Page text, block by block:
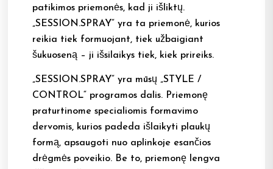
patikimos priemonės, kad ji išliktų.
„SESSION.SPRAY“ yra ta priemonė, kurios
reikia tiek formuojant, tiek užbaigiant
šukuoseną – ji išsilaikys tiek, kiek prireiks.
„SESSION.SPRAY“ yra mūsų „STYLE /
CONTROL“ programos dalis. Priemonę
praturtinome specialiomis formavimo
dervomis, kurios padeda išlaikyti plaukų
formą, apsaugoti nuo aplinkoje esančios
drėgmės poveikio. Be to, priemonę lengva